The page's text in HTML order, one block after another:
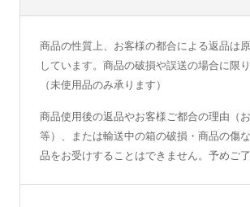
商品の性質上、お客様の都合による返品は
しています。商品の破損や誤送の場合に限り
（未使用品のみ承ります）
商品使用後の返品やお客様ご都合の理由（
等）、または輸送中の箱の破損・商品の傷
品をお受けすることはできません。予めご了